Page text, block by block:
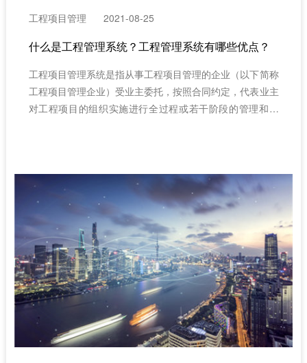
工程项目管理 2021-08-25
什么是工程管理系统？工程管理系统有哪些优点？
​工程项目管理系统是指从事工程项目管理的企业（以下简称
工程项目管理企业）受业主委托，按照合同约定，代表业主
对工程项目的组织实施进行全过程或若干阶段的管理和服